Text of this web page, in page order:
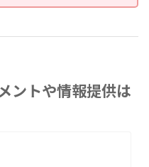
ントや情報提供は